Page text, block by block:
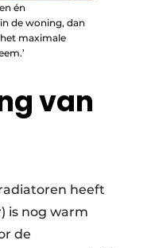
én
de woning, dan
maximale
van
heeft
is nog warm
de